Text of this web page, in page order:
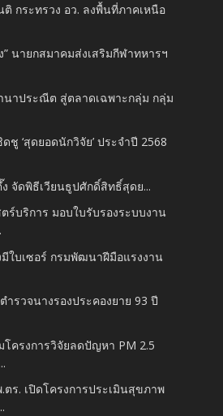
กระทรวง อว. ลงพื้นที่ภาคเหนือ
นายกสมาคมส่งเสริมกีฬาทหารฯ
นาประณีต สู่ตลาดเฉพาะกลุ่ม กลุ่ม
ชู ‘สุดยอดนักวิจัย’ ประจำปี 2568
จัดพิธีเวียนธูปศักดิ์สิทธิ์สุดย...
ร์บริการ มอบใบรับรองระบบงาน
ใบเซอร์ กรมพัฒนาฝีมือแรงงาน
ำรวจนางรองประคองยาย 93 ปี
โครงการวิจัยลดปัญหา PM 2.5
ตร. เปิดโครงการประเมินสุขภาพ